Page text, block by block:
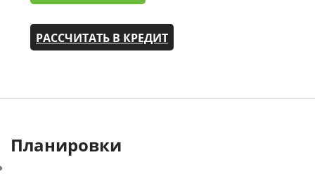
РАССЧИТАТЬ В КРЕДИТ
Планировки